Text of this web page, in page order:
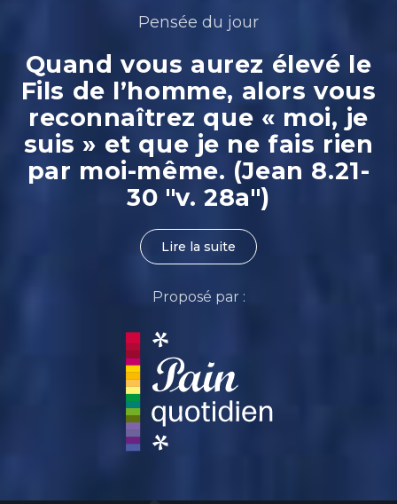
Pensée du jour
Quand vous aurez élevé le
Fils de l’homme, alors vous
reconnaîtrez que « moi, je
suis » et que je ne fais rien
par moi-même. (Jean 8.21-
30 "v. 28a")
Lire la suite
Proposé par :